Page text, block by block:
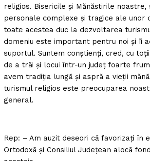
religios. Bisericile şi Mănăstirile
personale complexe şi tragice ale unor
toate acestea duc la dezvoltarea
domeniu este important pentru noi şi îi
suportul. Suntem conştienţi, cred, cu
de a trăi şi locui într-un judeţ foarte
avem tradiţia lungă şi aspră a vieţii
turismul religios este preocuparea
general.
Rep: – Am auzit deseori că favorizaţi în
Ortodoxă şi Consiliul Judeţean alocă